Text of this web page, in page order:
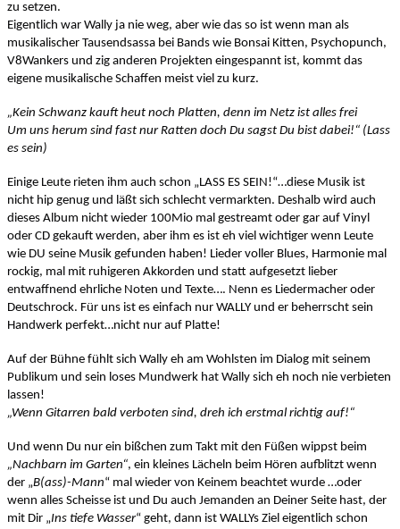
zu setzen.
Eigentlich war Wally ja nie weg, aber wie das so ist wenn man als
musikalischer Tausendsassa bei Bands wie Bonsai Kitten, Psychopunch,
V8Wankers und zig anderen Projekten eingespannt ist, kommt das
eigene musikalische Schaffen meist viel zu kurz.
„Kein Schwanz kauft heut noch Platten, denn im Netz ist alles frei
Um uns herum sind fast nur Ratten doch Du sagst Du bist dabei!“ (Lass
es sein)
Einige Leute rieten ihm auch schon „LASS ES SEIN!“…diese Musik ist
nicht hip genug und läßt sich schlecht vermarkten. Deshalb wird auch
dieses Album nicht wieder 100Mio mal gestreamt oder gar auf Vinyl
oder CD gekauft werden, aber ihm es ist eh viel wichtiger wenn Leute
wie DU seine Musik gefunden haben! Lieder voller Blues, Harmonie mal
rockig, mal mit ruhigeren Akkorden und statt aufgesetzt lieber
entwaffnend ehrliche Noten und Texte…. Nenn es Liedermacher oder
Deutschrock. Für uns ist es einfach nur WALLY und er beherrscht sein
Handwerk perfekt…nicht nur auf Platte!
Auf der Bühne fühlt sich Wally eh am Wohlsten im Dialog mit seinem
Publikum und sein loses Mundwerk hat Wally sich eh noch nie verbieten
lassen!
„Wenn Gitarren bald verboten sind, dreh ich erstmal richtig auf!“
Und wenn Du nur ein bißchen zum Takt mit den Füßen wippst beim
„Nachbarn im Garten“, ein kleines Lächeln beim Hören aufblitzt wenn
der „B(ass)-Mann“ mal wieder von Keinem beachtet wurde …oder
wenn alles Scheisse ist und Du auch Jemanden an Deiner Seite hast, der
mit Dir „Ins tiefe Wasser“ geht, dann ist WALLYs Ziel eigentlich schon